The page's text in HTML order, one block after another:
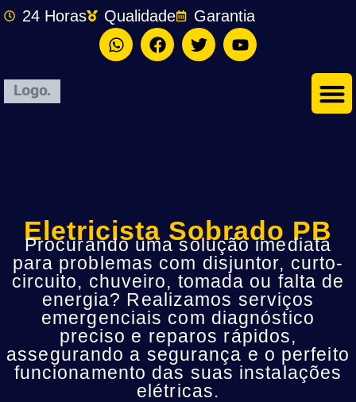
24 Horas Qualidade Garantia
Eletricista Sobrado PB
Procurando uma solução imediata
para problemas com disjuntor, curto-
circuito, chuveiro, tomada ou falta de
energia? Realizamos serviços
emergenciais com diagnóstico
preciso e reparos rápidos,
assegurando a segurança e o perfeito
funcionamento das suas instalações
elétricas.